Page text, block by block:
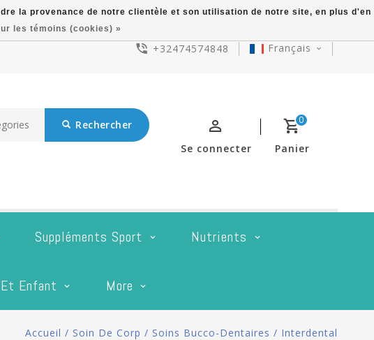
+32474574848 Français
Rechercher 0
Panier
Se connecter
Suppléments Sport Nutrients
Enfant More
Accueil / Soin De Corp / Soins Bucco-Dentaires / Interdental
la provenance de notre clientèle et son utilisation de notre site, en plus d'en
les témoins (cookies) »